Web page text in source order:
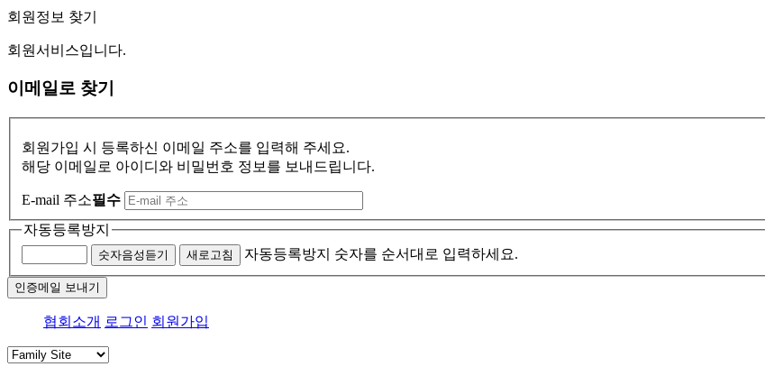
회원정보 찾기
회원서비스입니다.
이메일로 찾기
회원가입 시 등록하신 이메일 주소를 입력해 주세요.
해당 이메일로 아이디와 비밀번호 정보를 보내드립니다.
E-mail 주소필수
자동등록방지
숫자음성듣기 새로고침 자동등록방지 숫자를 순서대로 입력하세요.
인증메일 보내기
협회소개 로그인 회원가입